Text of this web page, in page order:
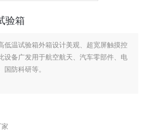
验箱
低温试验箱外箱设计美观、超宽屏触摸控
设备广发用于航空航天、汽车零部件、电
防科研等。